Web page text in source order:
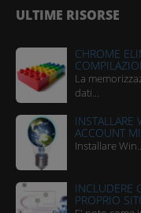
ULTIME RISORSE
CHROME
​La
dati...
ACCOUNT
​Installare
INCLUDERE
PROPRIO